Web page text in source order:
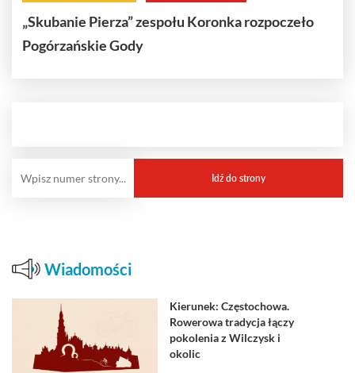
„Skubanie Pierza” zespołu Koronka rozpoczeło
Pogórzańskie Gody
Wiadomości
Kierunek: Częstochowa.
Rowerowa tradycja łączy
pokolenia z Wilczysk i
okolic